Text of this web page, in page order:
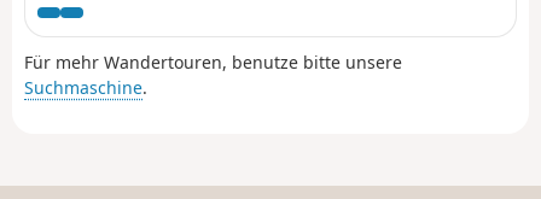
Unterwegs entdecken Sie die alte Gezeitenmühle von
Pen Castel und den Cairn de Petit Mont, bevor Sie Arzon
erreichen, eine kleine bretonische Gemeinde zwischen
dem Golf von Morbihan und dem Atlantik, am äußersten
Für mehr Wandertouren, benutze bitte unsere
Suchmaschine.